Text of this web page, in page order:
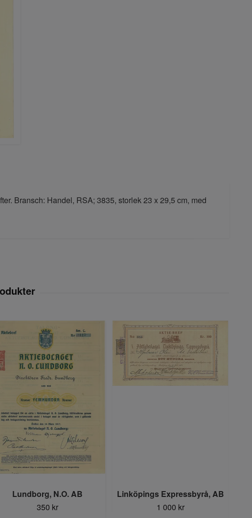
Bransch: Handel, RSA; 3835, storlek 23 x 29,5 cm, med
Lundborg, N.O. AB
350 kr
Linköpings Expressbyrå, AB
1 000 kr